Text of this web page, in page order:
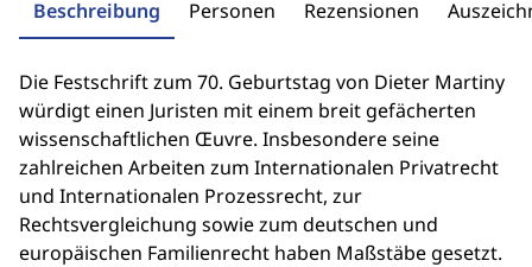
Beschreibung Personen Rezensionen
Die Festschrift zum 70. Geburtstag von Dieter Martiny
würdigt einen Juristen mit einem breit gefächerten
wissenschaftlichen Œuvre. Insbesondere seine
zahlreichen Arbeiten zum Internationalen Privatrecht
und Internationalen Prozessrecht, zur
Rechtsvergleichung sowie zum deutschen und
europäischen Familienrecht haben Maßstäbe gesetzt.